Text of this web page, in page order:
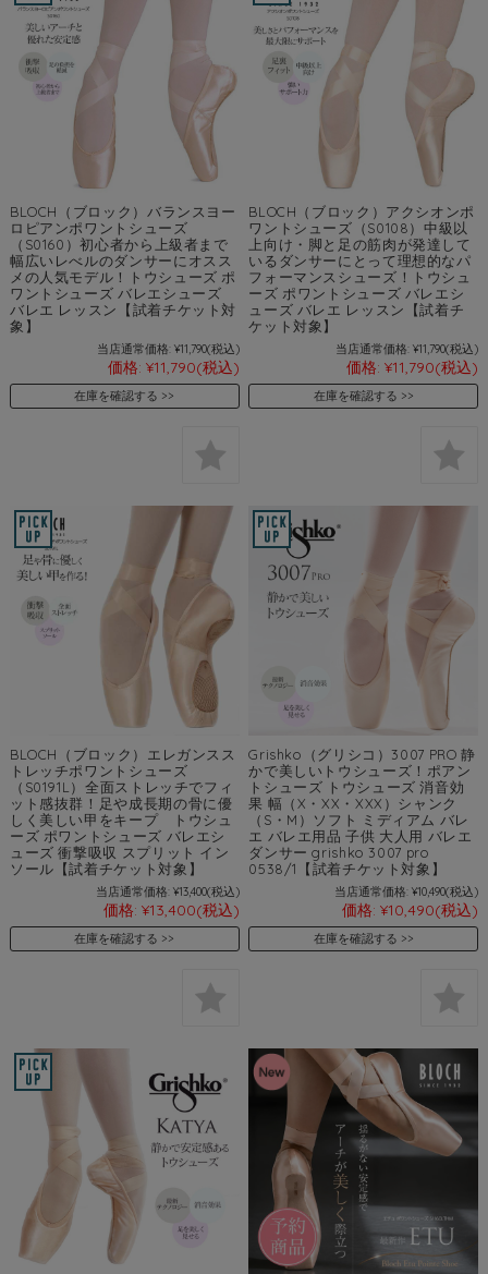
BLOCH（ブロック）バランスヨー
ロピアンポワントシューズ
（S0160）初心者から上級者まで
幅広いレべルのダンサーにオスス
メの人気モデル！トウシューズ ポ
ワントシューズ バレエシューズ
バレエ レッスン【試着チケット対
象】
当店通常価格: ¥11,790(税込)
価格: ¥11,790(税込)
在庫を確認する
BLOCH（ブロック）アクシオンポ
ワントシューズ（S0108）中級以
上向け・脚と足の筋肉が発達して
いるダンサーにとって理想的なパ
フォーマンスシューズ！トウシュ
ーズ ポワントシューズ バレエシ
ューズ バレエ レッスン【試着チ
ケット対象】
当店通常価格: ¥11,790(税込)
価格: ¥11,790(税込)
在庫を確認する
BLOCH（ブロック）エレガンスス
トレッチポワントシューズ
（S0191L）全面ストレッチでフィ
ット感抜群！足や成長期の骨に優
しく美しい甲をキープ トウシュ
ーズ ポワントシューズ バレエシ
ューズ 衝撃吸収 スプリット イン
ソール【試着チケット対象】
当店通常価格: ¥13,400(税込)
価格: ¥13,400(税込)
在庫を確認する
Grishko（グリシコ）3007 PRO 静
かで美しいトウシューズ！ポアン
トシューズ トウシューズ 消音効
果 幅（X・XX・XXX）シャンク
（S・M）ソフト ミディアム バレ
エ バレエ用品 子供 大人用 バレエ
ダンサー grishko 3007 pro
0538/1【試着チケット対象】
当店通常価格: ¥10,490(税込)
価格: ¥10,490(税込)
在庫を確認する